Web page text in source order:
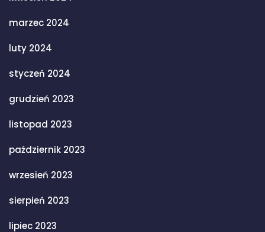
marzec 2024
luty 2024
styczeń 2024
grudzień 2023
listopad 2023
październik 2023
wrzesień 2023
sierpień 2023
lipiec 2023